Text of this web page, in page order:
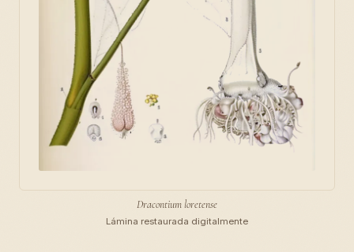
Dracontium loretense
Lámina restaurada digitalmente